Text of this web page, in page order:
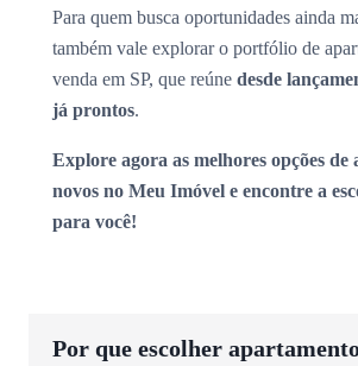
Para quem busca oportunidades ainda
também vale explorar o portfólio de
venda em SP, que reúne desde
já prontos.
Explore agora as melhores opções de
novos no Meu Imóvel e encontre a
para você!
Por que escolher